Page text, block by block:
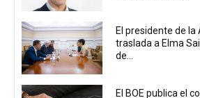
El presidente de la
traslada a Elma
de...
El BOE publica el